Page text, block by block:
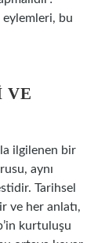
eylemleri, bu
VE
ilgilenen bir
aynı
Tarihsel
ve her anlatı,
kurtuluşu